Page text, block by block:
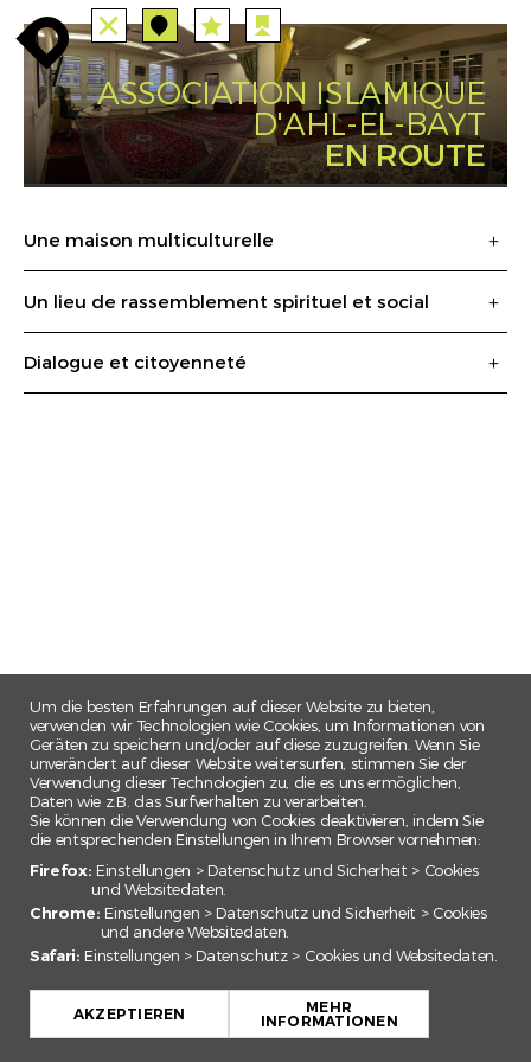
enroute enroute ALLE station STATIONEN route ROUTEN
event EVENTS agenda FILTER INFO
+
close station angebote anreise
ASSOCIATION ISLAMIQUE
D'AHL-EL-BAYT
EN ROUTE
Une maison multiculturelle
Un lieu de rassemblement spirituel et social
Dialogue et citoyenneté
Um die besten Erfahrungen auf dieser Website zu bieten,
verwenden wir Technologien wie Cookies, um Informationen von
Geräten zu speichern und/oder auf diese zuzugreifen. Wenn Sie
unverändert auf dieser Website weitersurfen, stimmen Sie der
Verwendung dieser Technologien zu, die es uns ermöglichen,
Daten wie z.B. das Surfverhalten zu verarbeiten.
Sie können die Verwendung von Cookies deaktivieren, indem Sie
die entsprechenden Einstellungen in Ihrem Browser vornehmen:
Firefox: Einstellungen > Datenschutz und Sicherheit > Cookies
und Websitedaten.
Chrome: Einstellungen > Datenschutz und Sicherheit > Cookies
und andere Websitedaten.
Safari: Einstellungen > Datenschutz > Cookies und Websitedaten.
AKZEPTIEREN MEHR
INFORMATIONEN